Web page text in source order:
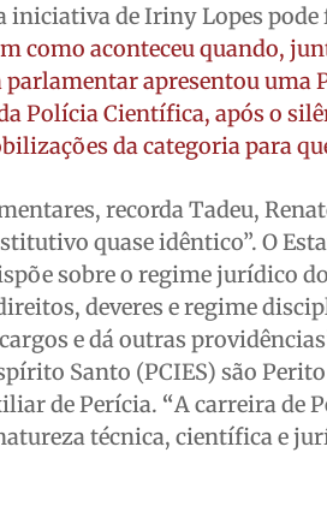
iniciativa de Iriny Lopes pode
como aconteceu quando,
apresentou uma
Polícia Científica, após o
da categoria para
recorda Tadeu,
quase idêntico”. O
sobre o regime jurídico
deveres e regime
e dá outras
Santo (PCIES) são
de Perícia. “A carreira de
técnica, científica e